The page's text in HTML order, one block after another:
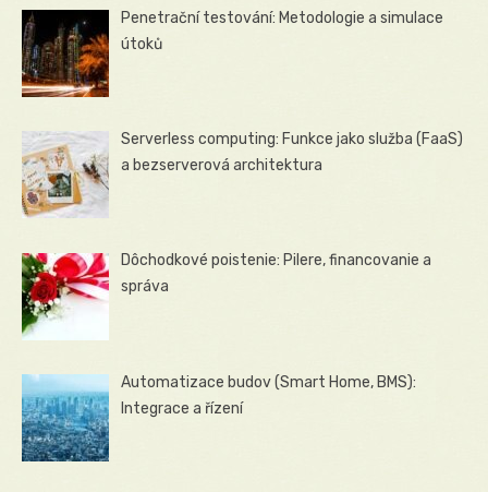
Penetrační testování: Metodologie a simulace
útoků
Serverless computing: Funkce jako služba (FaaS)
a bezserverová architektura
Dôchodkové poistenie: Pilere, financovanie a
správa
Automatizace budov (Smart Home, BMS):
Integrace a řízení